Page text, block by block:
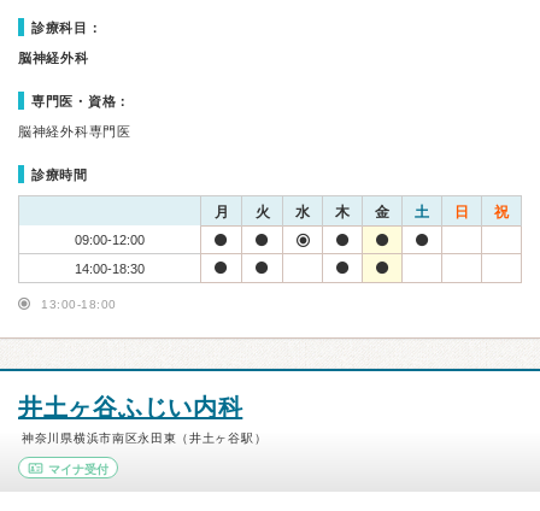
診療科目：
脳神経外科
専門医・資格：
脳神経外科専門医
診療時間
月 火 水 木 金 土 日 祝
09:00-12:00
14:00-18:30
13:00-18:00
井土ヶ谷ふじい内科
神奈川県横浜市南区永田東（井土ヶ谷駅）
マイナ受付